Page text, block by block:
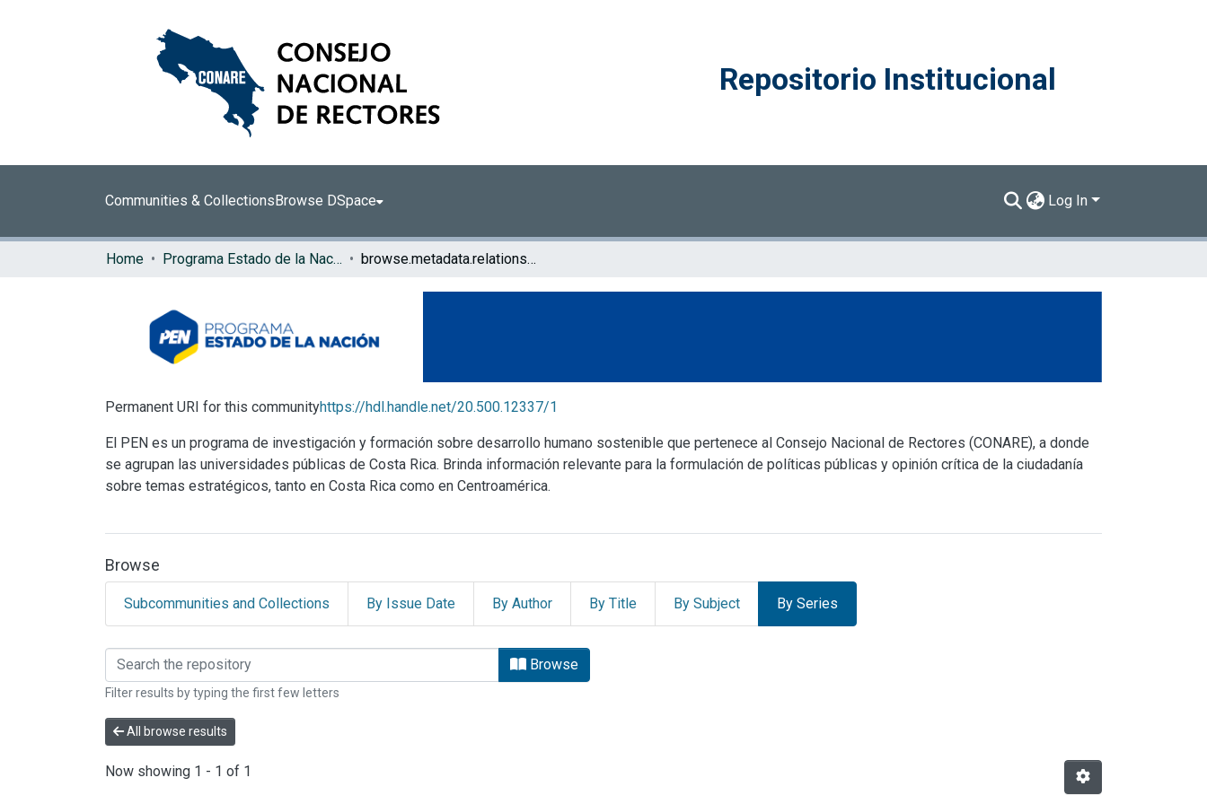
Repositorio Institucional
Communities & CollectionsBrowse DSpace Log In
Home Programa Estado de la Nación (PEN) browse.metadata.relationseries.breadcrumbs
Permanent URI for this communityhttps://hdl.handle.net/20.500.12337/1
El PEN es un programa de investigación y formación sobre desarrollo humano sostenible que pertenece al Consejo Nacional de Rectores (CONARE), a donde
se agrupan las universidades públicas de Costa Rica. Brinda información relevante para la formulación de políticas públicas y opinión crítica de la ciudadanía
sobre temas estratégicos, tanto en Costa Rica como en Centroamérica.
Browse
Subcommunities and Collections By Issue Date By Author By Title By Subject By Series
Browsing Programa Estado de la Nación (PEN) by
Browse
Filter results by typing the first few letters
All browse results
Now showing 1 - 1 of 1